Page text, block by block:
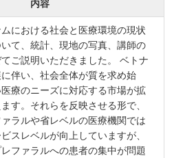
内容
における社会と医療環境の現状
て、統計、現地の写真、講師の
ご説明いただきました。 ベトナ
伴い、社会全体が質を求め始
療のニーズに対応する市場が拡
す。それらを反映させる形で、
ラルや省レベルの医療機関では
スレベルが向上していますが、
ファラルへの患者の集中が問題